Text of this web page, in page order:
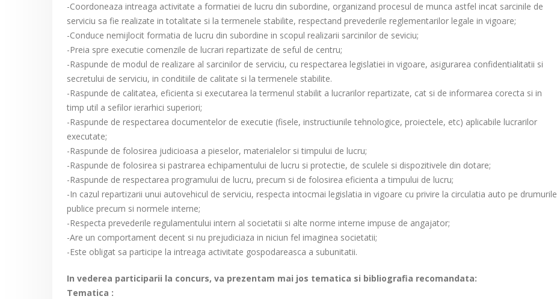
-Coordoneaza intreaga activitate a formatiei de lucru din subordine, organizand procesul de munca astfel incat sarcinile de
serviciu sa fie realizate in totalitate si la termenele stabilite, respectand prevederile reglementarilor legale in vigoare;
-Conduce nemijlocit formatia de lucru din subordine in scopul realizarii sarcinilor de seviciu;
-Preia spre executie comenzile de lucrari repartizate de seful de centru;
-Raspunde de modul de realizare al sarcinilor de serviciu, cu respectarea legislatiei in vigoare, asigurarea confidentialitatii si
secretului de serviciu, in conditiile de calitate si la termenele stabilite.
-Raspunde de calitatea, eficienta si executarea la termenul stabilit a lucrarilor repartizate, cat si de informarea corecta si in
timp util a sefilor ierarhici superiori;
-Raspunde de respectarea documentelor de executie (fisele, instructiunile tehnologice, proiectele, etc) aplicabile lucrarilor
executate;
-Raspunde de folosirea judicioasa a pieselor, materialelor si timpului de lucru;
-Raspunde de folosirea si pastrarea echipamentului de lucru si protectie, de sculele si dispozitivele din dotare;
-Raspunde de respectarea programului de lucru, precum si de folosirea eficienta a timpului de lucru;
-In cazul repartizarii unui autovehicul de serviciu, respecta intocmai legislatia in vigoare cu privire la circulatia auto pe drumurile
publice precum si normele interne;
-Respecta prevederile regulamentului intern al societatii si alte norme interne impuse de angajator;
-Are un comportament decent si nu prejudiciaza in niciun fel imaginea societatii;
-Este obligat sa participe la intreaga activitate gospodareasca a subunitatii.
In vederea participarii la concurs, va prezentam mai jos tematica si bibliografia recomandata:
Tematica :